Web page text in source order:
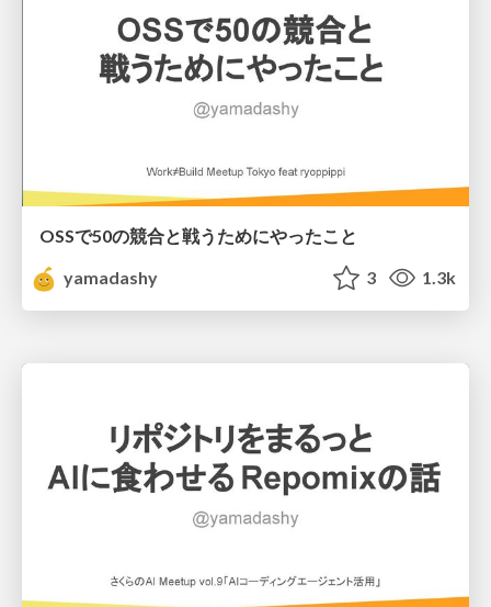
OSSで50の競合と戦うためにやったこと
yamadashy
3 1.3k